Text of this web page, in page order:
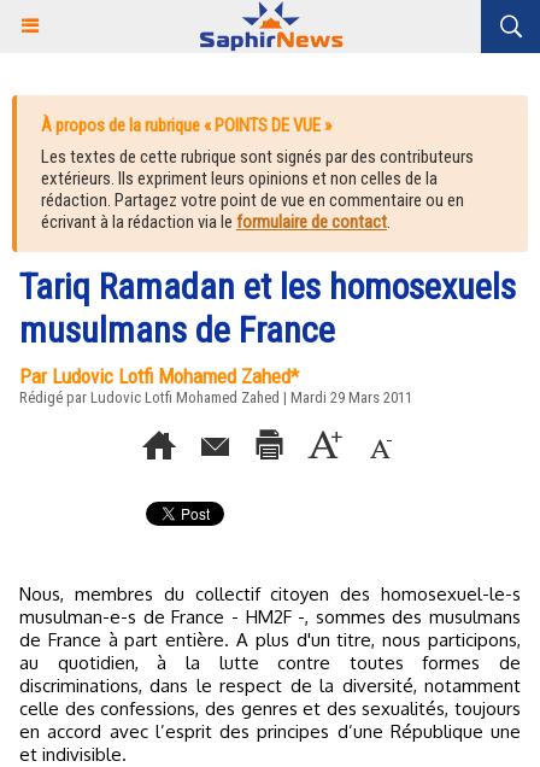
À propos de la rubrique « POINTS DE VUE »
Les textes de cette rubrique sont signés par des contributeurs
extérieurs. Ils expriment leurs opinions et non celles de la
rédaction. Partagez votre point de vue en commentaire ou en
écrivant à la rédaction via le formulaire de contact.
Tariq Ramadan et les homosexuels
musulmans de France
Par Ludovic Lotfi Mohamed Zahed*
Rédigé par Ludovic Lotfi Mohamed Zahed | Mardi 29 Mars 2011
Nous, membres du collectif citoyen des homosexuel-le-s
musulman-e-s de France - HM2F -, sommes des musulmans
de France à part entière. A plus d'un titre, nous participons,
au quotidien, à la lutte contre toutes formes de
discriminations, dans le respect de la diversité, notamment
celle des confessions, des genres et des sexualités, toujours
en accord avec l’esprit des principes d’une République une
et indivisible.